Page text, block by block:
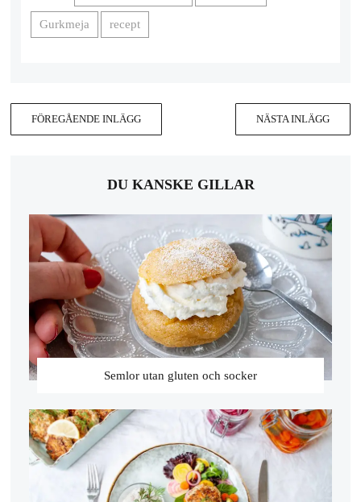
Gurkmeja recept
FÖREGÅENDE INLÄGG NÄSTA INLÄGG
DU KANSKE GILLAR
Semlor utan gluten och socker